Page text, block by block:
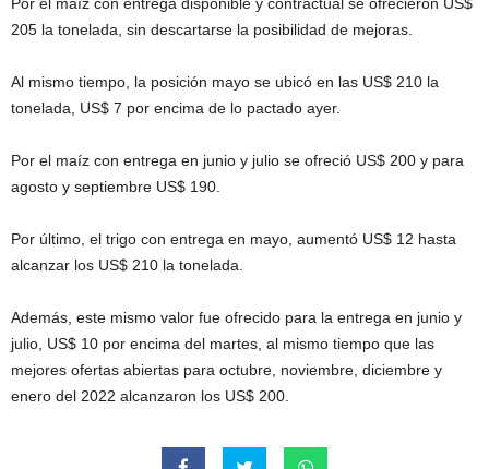
205 la tonelada, sin descartarse la posibilidad de mejoras.
Al mismo tiempo, la posición mayo se ubicó en las US$ 210 la
tonelada, US$ 7 por encima de lo pactado ayer.
Por el maíz con entrega en junio y julio se ofreció US$ 200 y para
agosto y septiembre US$ 190.
Por último, el trigo con entrega en mayo, aumentó US$ 12 hasta
alcanzar los US$ 210 la tonelada.
Además, este mismo valor fue ofrecido para la entrega en junio y
julio, US$ 10 por encima del martes, al mismo tiempo que las
mejores ofertas abiertas para octubre, noviembre, diciembre y
enero del 2022 alcanzaron los US$ 200.